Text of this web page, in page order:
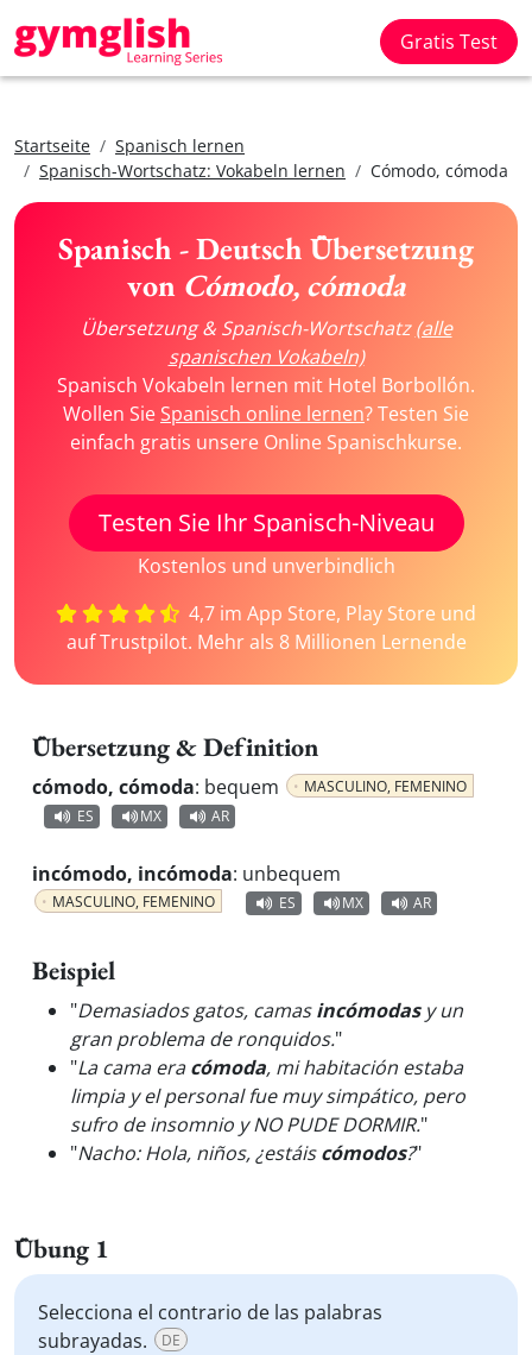
Gratis Test
Startseite
Spanisch lernen
Spanisch-Wortschatz: Vokabeln lernen
Cómodo, cómoda
Spanisch - Deutsch Übersetzung
von Cómodo, cómoda
Übersetzung & Spanisch-Wortschatz(alle
spanischen Vokabeln)
Spanisch Vokabeln lernen mit Hotel Borbollón.
Wollen SieSpanisch online lernen? Testen Sie
einfach gratis unsere Online Spanischkurse.
Testen Sie Ihr Spanisch-Niveau
Kostenlos und unverbindlich
4,7 im App Store, Play Store und
auf Trustpilot. Mehr als 8 Millionen Lernende
Übersetzung & Definition
cómodo, cómoda: bequem
MASCULINO, FEMENINO
ES
MX AR
incómodo, incómoda: unbequem
MASCULINO, FEMENINO ES MX AR
Beispiel
"Demasiados gatos, camasincómodasy un
gran problema de ronquidos."
"La cama eracómoda, mi habitación estaba
limpia y el personal fue muy simpático, pero
sufro de insomnio y NO PUDE DORMIR."
"Nacho: Hola, niños, ¿estáiscómodos?"
Übung 1
Selecciona el contrario de las palabras
subrayadas.
DE